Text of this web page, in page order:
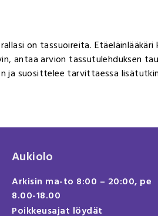
on tassuoireita.
antaa arvion tassutulehduksen
suosittelee tarvittaessa
Aukiolo
Arkisin ma-to 8:00 – 20:00, pe
8.00-18.00
Poikkeusajat löydät